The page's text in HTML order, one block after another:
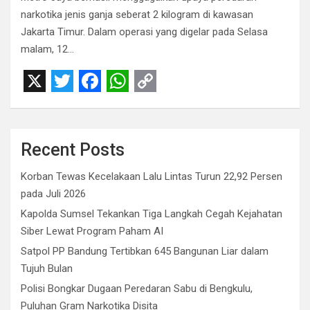
narkotika jenis ganja seberat 2 kilogram di kawasan
Jakarta Timur. Dalam operasi yang digelar pada Selasa
malam, 12…
X T
i
t
t
e
r
F
c
e
b
o
o
k
W
a
t
A
p
p
C
y
i
n
k
Recent Posts
Korban Tewas Kecelakaan Lalu Lintas Turun 22,92 Persen
pada Juli 2026
Kapolda Sumsel Tekankan Tiga Langkah Cegah Kejahatan
Siber Lewat Program Paham AI
Satpol PP Bandung Tertibkan 645 Bangunan Liar dalam
Tujuh Bulan
Polisi Bongkar Dugaan Peredaran Sabu di Bengkulu,
Puluhan Gram Narkotika Disita